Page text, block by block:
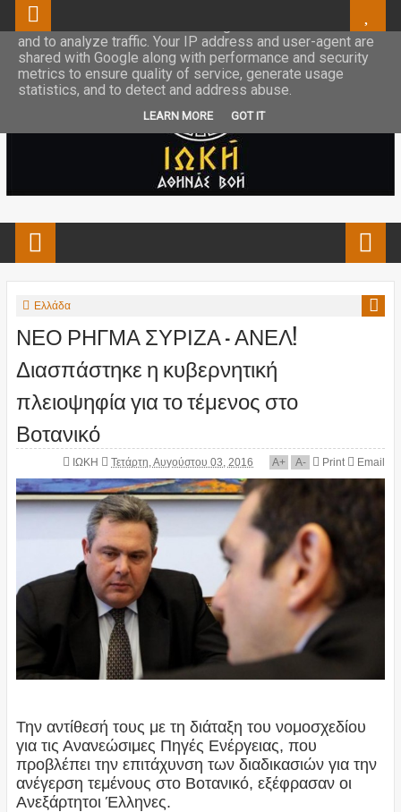
Ελλάδα
ΝΕΟ ΡΗΓΜΑ ΣΥΡΙΖΑ – ΑΝΕΛ!
Διασπάστηκε η κυβερνητική
πλειοψηφία για το τέμενος στο
Βοτανικό
ΙΩΚΗ Τετάρτη, Αυγούστου 03, 2016 A+ A- Print Email
Την αντίθεσή τους με τη διάταξη του νομοσχεδίου
για τις Ανανεώσιμες Πηγές Ενέργειας, που
προβλέπει την επιτάχυνση των διαδικασιών για την
ανέγερση τεμένους στο Βοτανικό, εξέφρασαν οι
Ανεξάρτητοι Έλληνες.
This site uses cookies from Google to deliver its services
and to analyze traffic. Your IP address and user-agent are
shared with Google along with performance and security
metrics to ensure quality of service, generate usage
statistics, and to detect and address abuse.
LEARN MORE GOT IT